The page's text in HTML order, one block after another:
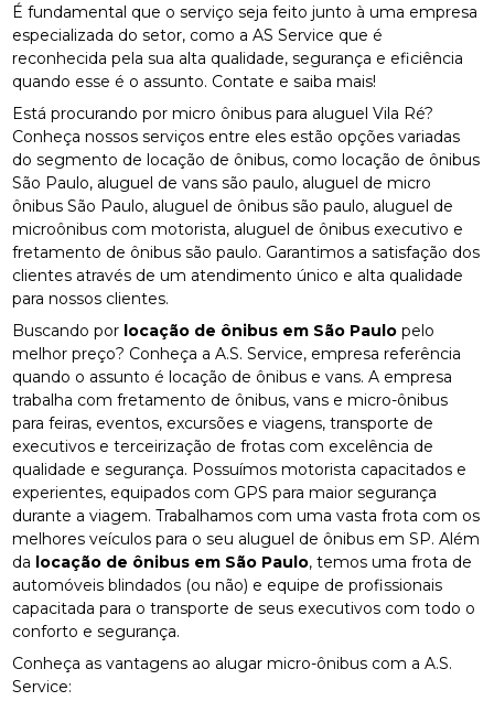
É fundamental que o serviço seja feito junto à uma empresa
especializada do setor, como a AS Service que é
reconhecida pela sua alta qualidade, segurança e eficiência
quando esse é o assunto. Contate e saiba mais!
Está procurando por micro ônibus para aluguel Vila Ré?
Conheça nossos serviços entre eles estão opções variadas
do segmento de locação de ônibus, como locação de ônibus
São Paulo, aluguel de vans são paulo, aluguel de micro
ônibus São Paulo, aluguel de ônibus são paulo, aluguel de
microônibus com motorista, aluguel de ônibus executivo e
fretamento de ônibus são paulo. Garantimos a satisfação dos
clientes através de um atendimento único e alta qualidade
para nossos clientes.
Buscando por locação de ônibus em São Paulo pelo
melhor preço? Conheça a A.S. Service, empresa referência
quando o assunto é locação de ônibus e vans. A empresa
trabalha com fretamento de ônibus, vans e micro-ônibus
para feiras, eventos, excursões e viagens, transporte de
executivos e terceirização de frotas com excelência de
qualidade e segurança. Possuímos motorista capacitados e
experientes, equipados com GPS para maior segurança
durante a viagem. Trabalhamos com uma vasta frota com os
melhores veículos para o seu aluguel de ônibus em SP. Além
da locação de ônibus em São Paulo, temos uma frota de
automóveis blindados (ou não) e equipe de profissionais
capacitada para o transporte de seus executivos com todo o
conforto e segurança.
Conheça as vantagens ao alugar micro-ônibus com a A.S.
Service: